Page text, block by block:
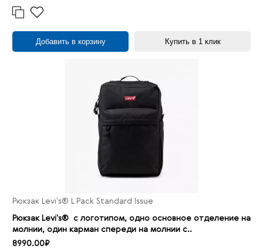
Добавить в корзину Купить в 1 клик
Рюкзак Levi's® L Pack Standard Issue
Рюкзак Levi's® с логотипом, одно основное отделение на
молнии, один карман спереди на молнии с..
8990.00₽